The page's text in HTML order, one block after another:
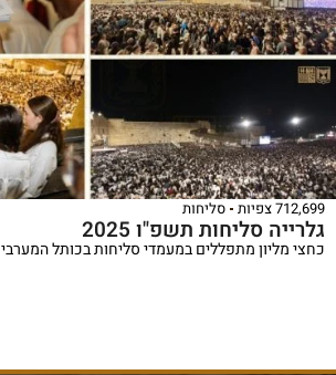
712,699 צפיות סליחות
גלרייה סליחות תשפ"ו 2025
כחצי מליון מתפללים במעמדי סליחות בכותל המערבי